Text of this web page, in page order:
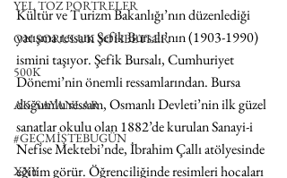
YEL TOZ PORTRELER
ON SORULUK SOHBETLER
500K
AK-SAYANLAR
#GEÇMİŞTEBUGÜN
XXY
Kültür ve Turizm Bakanlığı’nın düzenlediği
yarışma ressam Şefik Bursalı’nın (1903-1990)
ismini taşıyor. Şefik Bursalı, Cumhuriyet
Dönemi’nin önemli ressamlarından. Bursa
doğumlu ressam, Osmanlı Devleti’nin ilk güzel
sanatlar okulu olan 1882’de kurulan Sanayi-i
Nefise Mektebi’nde, İbrahim Çallı atölyesinde
eğitim görür. Öğrenciliğinde resimleri hocaları